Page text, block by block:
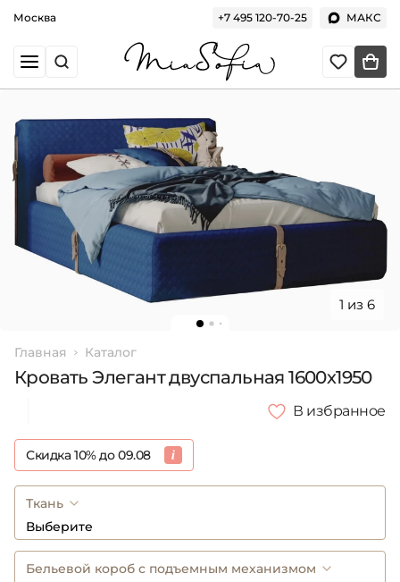
Москва +7 495 120-70-25 МАКС
1 из 6
Главная Каталог
Кровать Элегант двуспальная 1600х1950
В избранное
Скидка 10% до 09.08
Ткань
Выберите
Бельевой короб с подъемным механизмом